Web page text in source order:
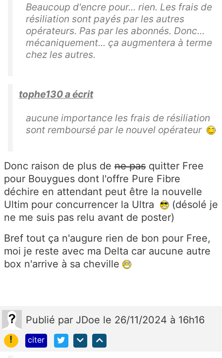
Beaucoup d'encre pour... rien. Les frais de
résiliation sont payés par les autres
opérateurs. Pas par les abonnés. Donc...
mécaniquement... ça augmentera à terme
chez les autres.
tophe130 a écrit
aucune importance les frais de résiliation
sont remboursé par le nouvel opérateur
Donc raison de plus de ne pas quitter Free
pour Bouygues dont l'offre Pure Fibre
déchire en attendant peut être la nouvelle
Ultim pour concurrencer la Ultra
(désolé je
ne me suis pas relu avant de poster)
Bref tout ça n'augure rien de bon pour Free,
moi je reste avec ma Delta car aucune autre
box n'arrive à sa cheville
Publié par JDoe le 26/11/2024 à 16h16
!
citer